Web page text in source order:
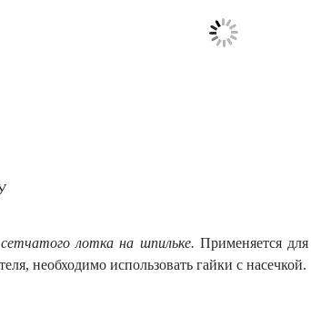
лотка на шпильке. Применяется
необходимо использовать гайки с насечкой.